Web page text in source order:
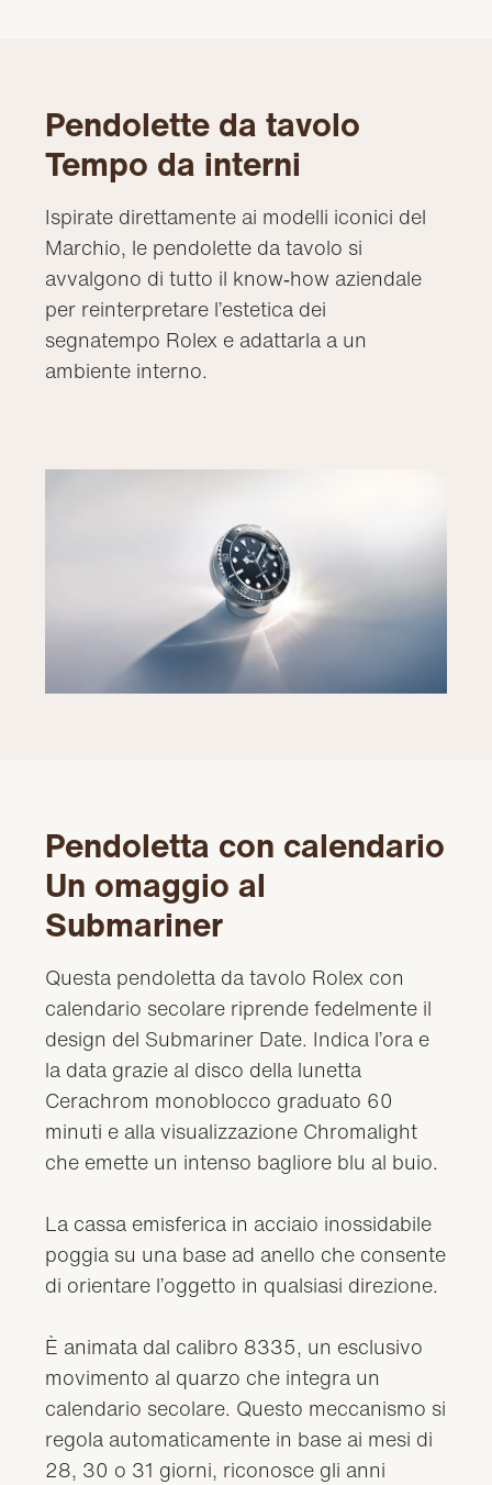
Pendolette da tavolo
Tempo da interni
Ispirate direttamente ai modelli iconici del
Marchio, le pendolette da tavolo si
avvalgono di tutto il know‑how aziendale
per reinterpretare l’estetica dei
segnatempo Rolex e adattarla a un
ambiente interno.
Pendoletta con calendario
Un omaggio al
Submariner
Questa pendoletta da tavolo Rolex con
calendario secolare riprende fedelmente il
design del Submariner Date. Indica l’ora e
la data grazie al disco della lunetta
Cerachrom monoblocco graduato 60
minuti e alla visualizzazione Chromalight
che emette un intenso bagliore blu al buio.
La cassa emisferica in acciaio inossidabile
poggia su una base ad anello che consente
di orientare l’oggetto in qualsiasi direzione.
È animata dal calibro 8335, un esclusivo
movimento al quarzo che integra un
calendario secolare. Questo meccanismo si
regola automaticamente in base ai mesi di
28, 30 o 31 giorni, riconosce gli anni